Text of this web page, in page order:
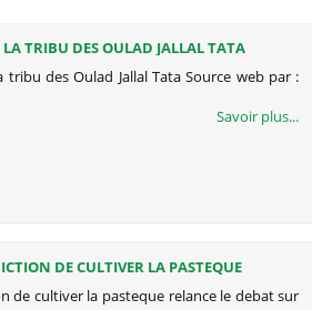
TRIBU DES OULAD JALLAL TATA
tribu des Oulad Jallal Tata Source web par :
Savoir plus...
DE CULTIVER LA PASTEQUE
SUR LA CRISE DE L’EAU
de cultiver la pasteque relance le debat sur